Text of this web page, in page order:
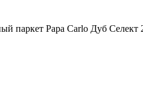
паркет Papa Carlo Дуб